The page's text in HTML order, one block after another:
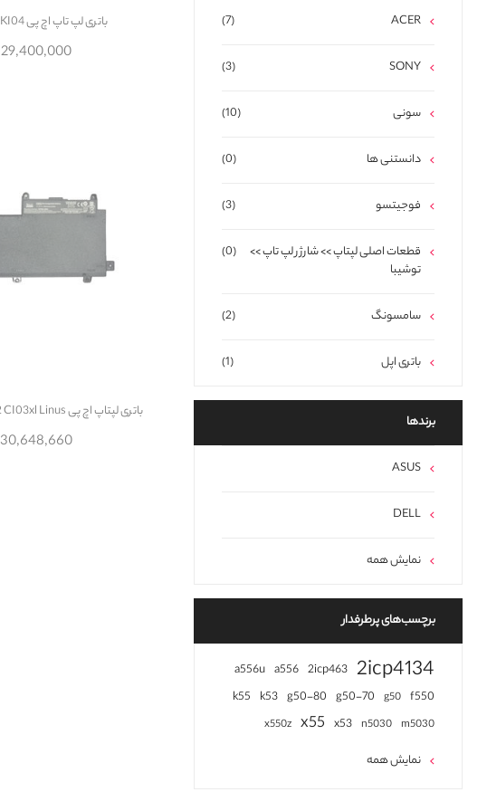
باتری لپ تاپ اچ پی Battery HP KI04
29,400,000 ریال
باتری لپتاپ اچ پی Battery HP 640 G2 CI03xl Linus
30,648,660 ریال
(7) ACER
(3) SONY
(10) سونی
(0) دانستنی ها
(3) فوجیتسو
(0)
قطعات اصلی لپتاپ >> شارژر لپ تاپ >>
توشیبا
(2) سامسونگ
(1) باتری اپل
برند‌ها
ASUS
DELL
نمایش همه
برچسب‌های پرطرفدار
2icp4134
2icp463
a556
a556u
f550
g50
g50-70
g50-80
k53
k55
m5030
n5030
x53
x55
x550z
نمایش همه